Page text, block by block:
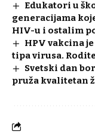
Edukatori u
generacijama
HIV-u i ostalim
HPV vakcina
tipa virusa.
Svetski dan
pruža kvalitetan